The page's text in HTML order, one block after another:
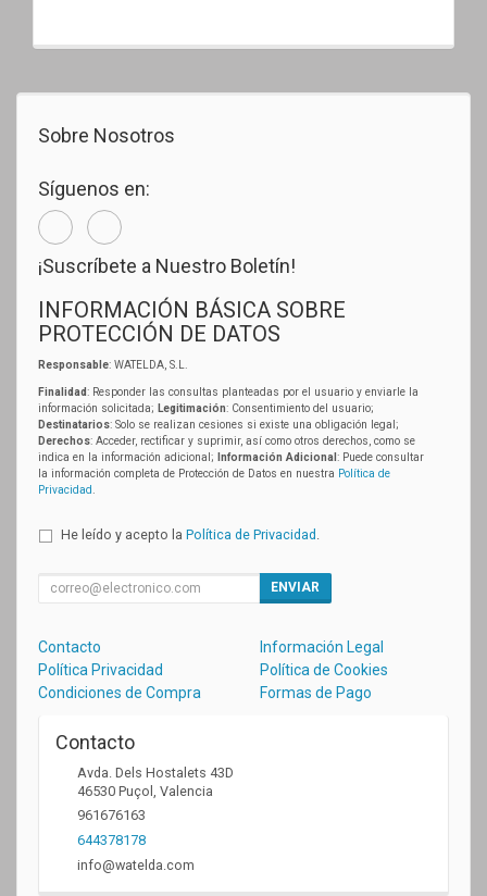
Sobre Nosotros
Síguenos en:
¡Suscríbete a Nuestro Boletín!
INFORMACIÓN BÁSICA SOBRE
PROTECCIÓN DE DATOS
Responsable: WATELDA, S.L.
Finalidad: Responder las consultas planteadas por el usuario y enviarle la
información solicitada; Legitimación: Consentimiento del usuario;
Destinatarios: Solo se realizan cesiones si existe una obligación legal;
Derechos: Acceder, rectificar y suprimir, así como otros derechos, como se
indica en la información adicional;
Información Adicional : Puede consultar
la información completa de Protección de Datos en nuestra Política de
Privacidad
He leído y acepto la Política de Privacidad
ENVIAR
Contacto
Información Legal
Política Privacidad
Política de Cookies
Condiciones de Compra
Formas de Pago
Contacto
Avda. Dels Hostalets 43D
46530 Puçol Valencia
961676163
644378178
info@watelda.com